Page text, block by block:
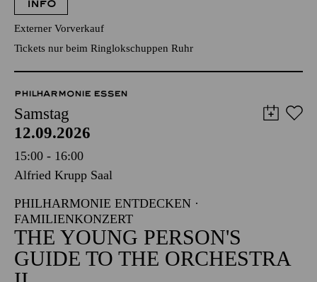
INFO
Externer Vorverkauf
Tickets nur beim Ringlokschuppen Ruhr
PHILHARMONIE ESSEN
Samstag
12.09.2026
15:00 - 16:00
Alfried Krupp Saal
PHILHARMONIE ENTDECKEN ·
FAMILIENKONZERT
THE YOUNG PERSON'S
GUIDE TO THE ORCHESTRA